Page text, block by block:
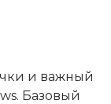
и важный
Базовый